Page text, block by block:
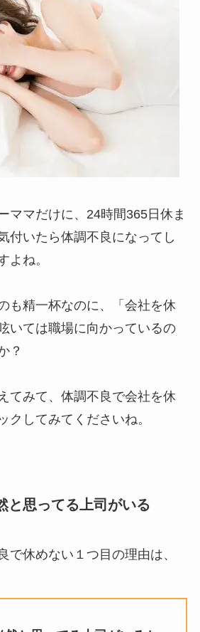
ママだけに、24時間365日休ま
付いたら体調不良になってし
よね。
も精一杯なのに、「会社を休
いては職場に向かっているの
？
てみて、体調不良で会社を休
クしてみてくださいね。
と思ってる上司がいる
で休めない１つ目の理由は、